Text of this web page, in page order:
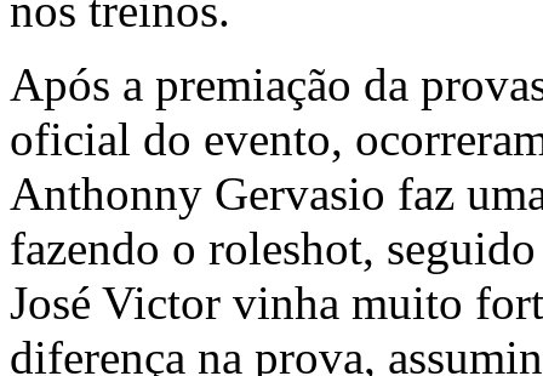
nos treinos.
Após a premiação da
oficial do evento,
Anthonny Gervasio faz
fazendo o roleshot,
José Victor vinha muito
diferença na prova,